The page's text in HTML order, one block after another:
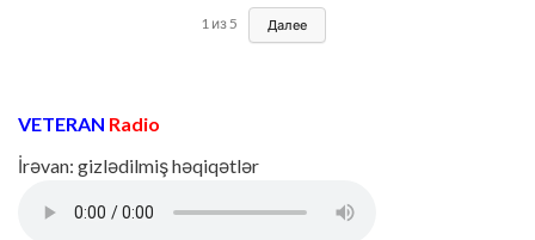
1 из 5 Далее
VETERAN Radio
İrəvan: gizlədilmiş həqiqətlər